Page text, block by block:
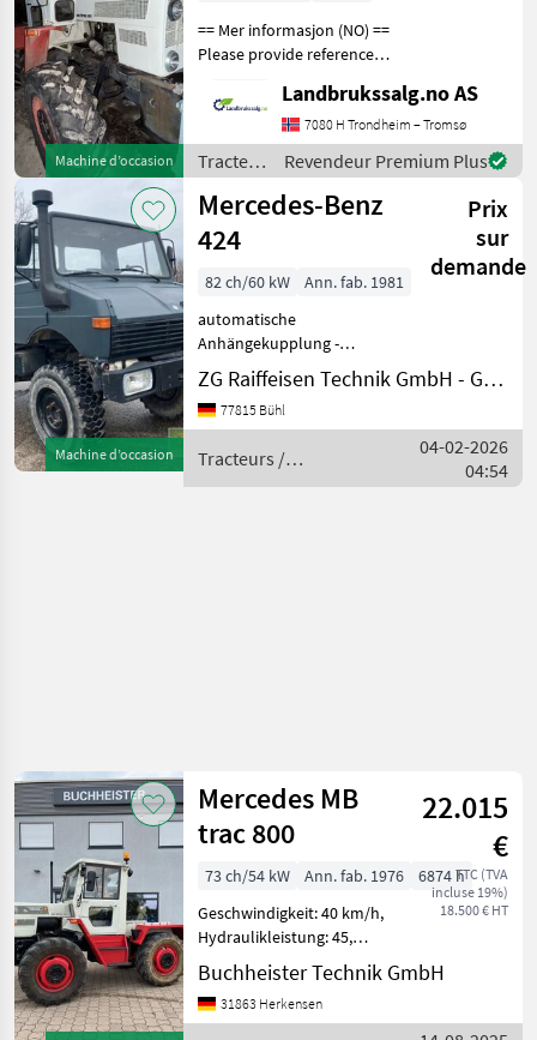
Machine d’occasion
== Mer informasjon (NO) ==
Please provide reference
3267See
en.landbrukssalg.no/3267
for more
images.Specifications 40
km/h Axle suspension T
Landbrukssalg.no AS
7080 H Trondheim – Tromsø
Tracteurs
/
Mercedes
Revendeur Premium Plus
Machine d’occasion
Mercedes-Benz
424
Prix
sur
demande
82 ch/60 kW
Ann. fab. 1981
automatische
Anhängekupplung -
hydraulische Lenkung -
Druckluftbeschaffungsanlage:
2 - Entraînement: Toutes
Tracteurs agricoles
ZG Raiffeisen Technik GmbH - Gebrauchtmaschinenzentrum
77815 Bühl
Tracteurs /
Mercedes
04-02-2026
04:54
Mercedes MB
trac 800
22.015
€
TTC (TVA
incluse 19%)
18.500 € HT
73 ch/54 kW Ann. fab. 1976
6874 h
Geschwindigkeit: 40 km/h,
Hydraulikleistung: 45,
Motorhersteller: Mercedes
Benz, Motortyp: OM 314,
Erstzulassung: 23.06.1976,
Buchheister Technik GmbH
31863 Herkensen